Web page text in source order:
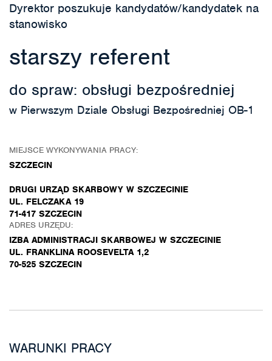
Dyrektor poszukuje kandydatów/kandydatek na
stanowisko
starszy referent
do spraw: obsługi bezpośredniej
w Pierwszym Dziale Obsługi Bezpośredniej OB-1
MIEJSCE WYKONYWANIA PRACY:
SZCZECIN
DRUGI URZĄD SKARBOWY W SZCZECINIE
UL. FELCZAKA 19
71-417 SZCZECIN
ADRES URZĘDU:
IZBA ADMINISTRACJI SKARBOWEJ W SZCZECINIE
UL. FRANKLINA ROOSEVELTA 1,2
70-525 SZCZECIN
WARUNKI PRACY